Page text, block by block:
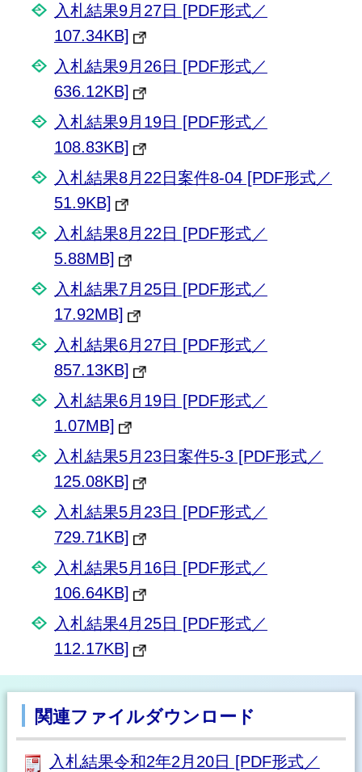
入札結果9月27日 [PDF形式／
107.34KB]
入札結果9月26日 [PDF形式／
636.12KB]
入札結果9月19日 [PDF形式／
108.83KB]
入札結果8月22日案件8-04 [PDF形式／
51.9KB]
入札結果8月22日 [PDF形式／
5.88MB]
入札結果7月25日 [PDF形式／
17.92MB]
入札結果6月27日 [PDF形式／
857.13KB]
入札結果6月19日 [PDF形式／
1.07MB]
入札結果5月23日案件5-3 [PDF形式／
125.08KB]
入札結果5月23日 [PDF形式／
729.71KB]
入札結果5月16日 [PDF形式／
106.64KB]
入札結果4月25日 [PDF形式／
112.17KB]
関連ファイルダウンロード
入札結果令和2年2月20日 [PDF形式／